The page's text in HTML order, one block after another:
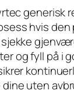
generisk
hvis
og fyll på i
uten